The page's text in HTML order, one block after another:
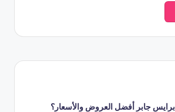
جابر أفضل العروض والأسعار؟